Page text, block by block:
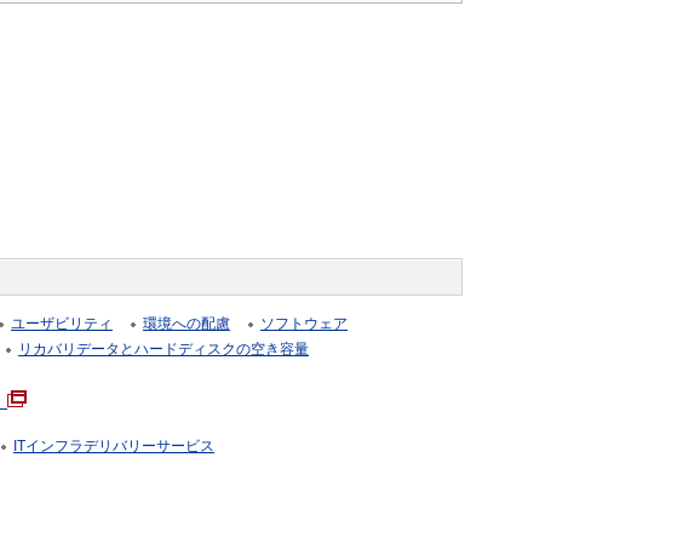
ユーザビリティ 環境への配慮
ソフトウェア
リカバリデータとハードディスクの空き容量
ITインフラデリバリーサービス